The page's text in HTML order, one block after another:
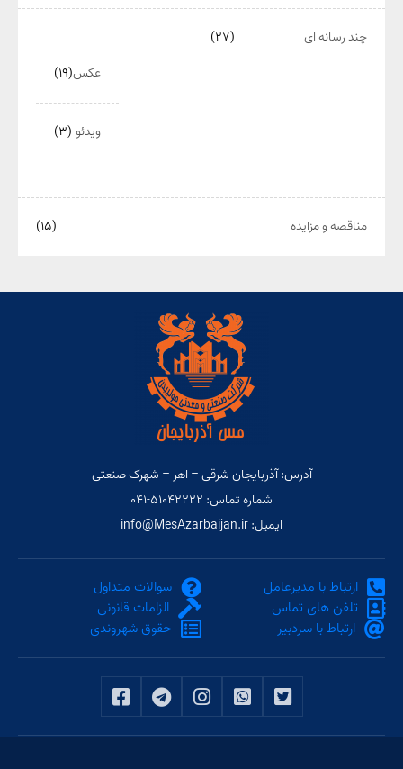
چند رسانه ای
(۲۷)
عکس(۱۹)
ویدئو (۳)
مناقصه و مزایده (۱۵)
آدرس: آذربایجان شرقی – اهر – شهرک صنعتی
شماره تماس: ۵۱۰۴۲۲۲۲-۰۴۱
ایمیل: info@MesAzarbaijan.ir
ارتباط با مدیرعامل
تلفن های تماس
ارتباط با سردبیر
سوالات متداول
الزامات قانونی
حقوق شهروندی